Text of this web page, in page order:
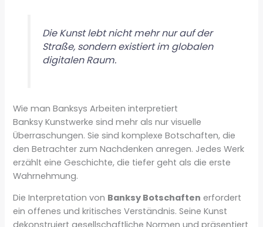
Die Kunst lebt nicht mehr nur auf der
Straße, sondern existiert im globalen
digitalen Raum.
Wie man Banksys Arbeiten interpretiert
Banksy Kunstwerke sind mehr als nur visuelle
Überraschungen. Sie sind komplexe Botschaften, die
den Betrachter zum Nachdenken anregen. Jedes Werk
erzählt eine Geschichte, die tiefer geht als die erste
Wahrnehmung.
Die Interpretation von Banksy Botschaften erfordert
ein offenes und kritisches Verständnis. Seine Kunst